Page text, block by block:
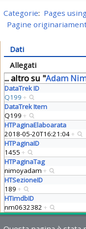
Categorie: Pages
Pagine
Dati
Allegati
... altro su "Adam
DataTrek ID
Q199 +
DataTrek Item
Q199 +
HTPaginaElaboarata
2018-05-20T16:21:04+
HTPaginaID
1455 +
HTPaginaTag
nimoyadam +
HTSezioneID
189 +
HTimdbID
nm0632382 +